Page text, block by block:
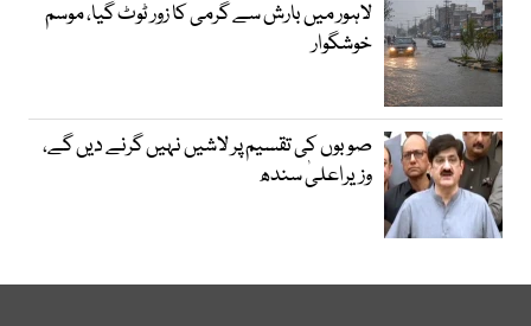
لاہور میں بارش سے گرمی کا زور ٹوٹ گیا، موسم
خوشگوار
صوبوں کی تقسیم پر لاشیں نہیں گرنے دیں گے،
وزیراعلیٰ سندھ